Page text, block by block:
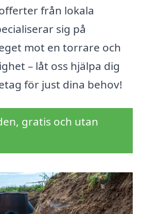
från lokala
sig på
mot en torrare och
– låt oss hjälpa dig
för just dina behov!
gratis och utan